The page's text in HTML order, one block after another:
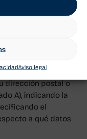
Aviso legal
datos en los
Mediante un
dirección postal o
A), indicando la
el
a qué datos